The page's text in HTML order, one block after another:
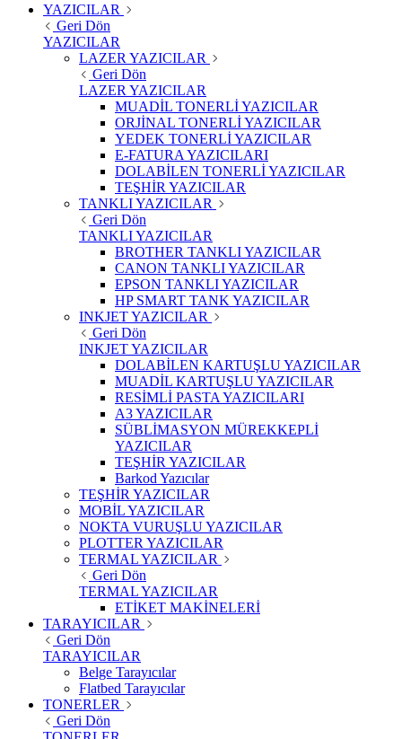
YAZICILAR
Geri Dön
YAZICILAR
LAZER YAZICILAR
Geri Dön
LAZER YAZICILAR
MUADİL TONERLİ YAZICILAR
ORJİNAL TONERLİ YAZICILAR
YEDEK TONERLİ YAZICILAR
E-FATURA YAZICILARI
DOLABİLEN TONERLİ YAZICILAR
TEŞHİR YAZICILAR
TANKLI YAZICILAR
Geri Dön
TANKLI YAZICILAR
BROTHER TANKLI YAZICILAR
CANON TANKLI YAZICILAR
EPSON TANKLI YAZICILAR
HP SMART TANK YAZICILAR
INKJET YAZICILAR
Geri Dön
INKJET YAZICILAR
DOLABİLEN KARTUŞLU YAZICILAR
MUADİL KARTUŞLU YAZICILAR
RESİMLİ PASTA YAZICILARI
A3 YAZICILAR
SÜBLİMASYON MÜREKKEPLİ
YAZICILAR
TEŞHİR YAZICILAR
Barkod Yazıcılar
TEŞHİR YAZICILAR
MOBİL YAZICILAR
NOKTA VURUŞLU YAZICILAR
PLOTTER YAZICILAR
TERMAL YAZICILAR
Geri Dön
TERMAL YAZICILAR
ETİKET MAKİNELERİ
TARAYICILAR
Geri Dön
TARAYICILAR
Belge Tarayıcılar
Flatbed Tarayıcılar
TONERLER
Geri Dön